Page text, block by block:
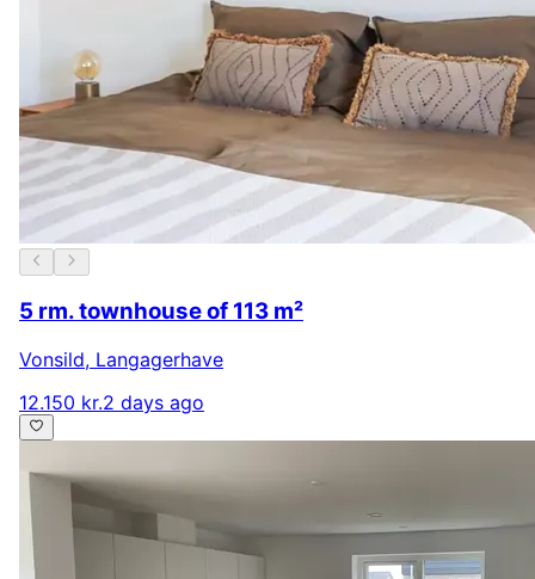
5 rm. townhouse of 113 m²
Vonsild, Langagerhave
12.150 kr.2 days ago